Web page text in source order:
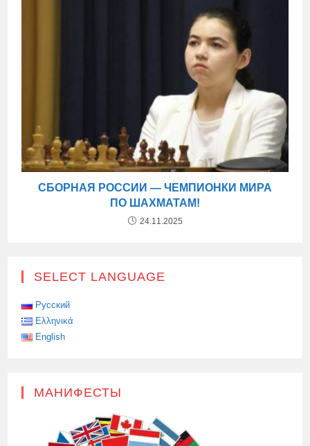
СБОРНАЯ РОССИИ — ЧЕМПИОНКИ МИРА
ПО ШАХМАТАМ!
24.11.2025
SELECT LANGUAGE
Русский
Ελληνικά
English
МАНИФЕСТЫ